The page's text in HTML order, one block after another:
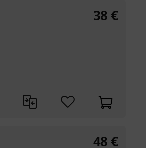
38 €
48 €